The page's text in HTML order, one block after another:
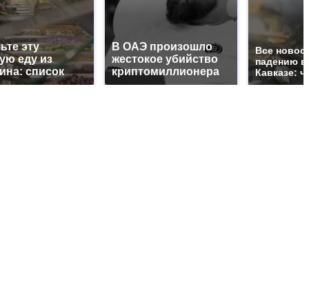
эту
еду из
список
В ОАЭ произошло
жестокое убийство
криптомиллионера
Все
падению
Кавказе: